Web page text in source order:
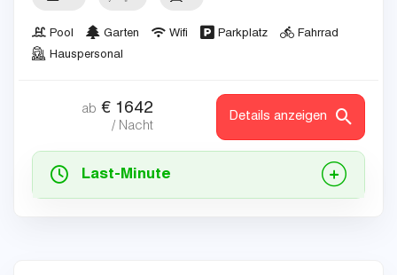
Pool Garten Wifi Parkplatz
Fahrrad
Hauspersonal
ab € 1642
/ Nacht
Details anzeigen
Last-Minute